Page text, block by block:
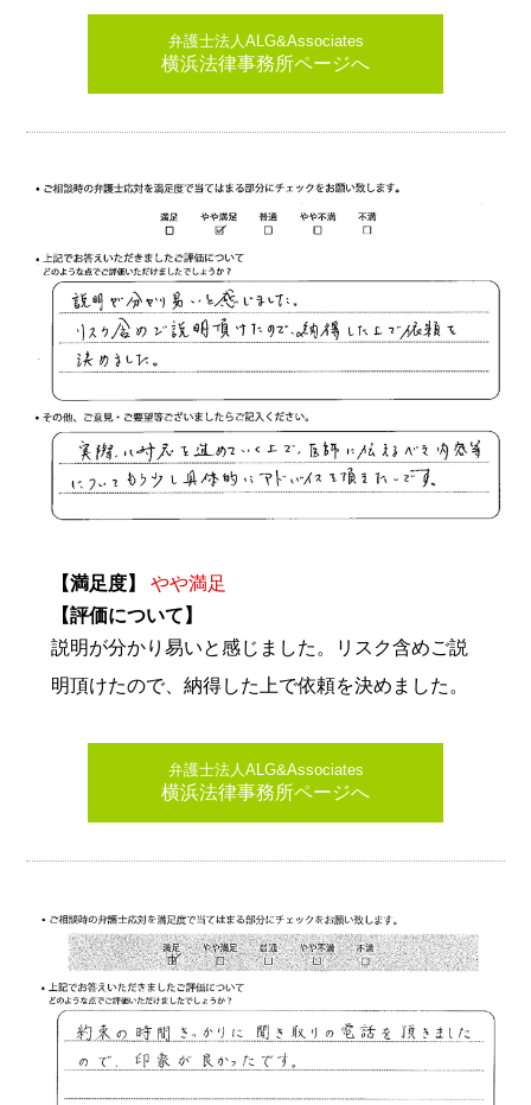
弁護士法人ALG&Associates
横浜法律事務所ページへ
【満足度】
やや満足
【評価について】
説明が分かり易いと感じました。リスク含めご説
明頂けたので、納得した上で依頼を決めました。
弁護士法人ALG&Associates
横浜法律事務所ページへ